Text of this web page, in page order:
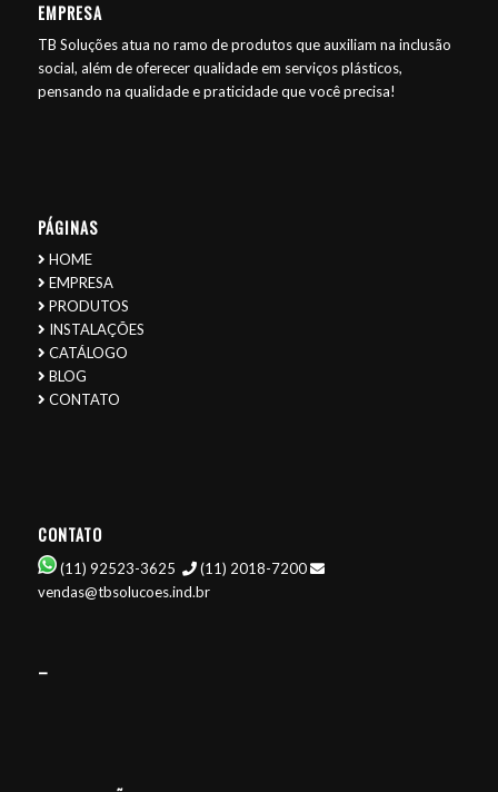
EMPRESA
TB Soluções atua no ramo de produtos que auxiliam na inclusão
social, além de oferecer qualidade em serviços plásticos,
pensando na qualidade e praticidade que você precisa!
PÁGINAS
HOME
EMPRESA
PRODUTOS
INSTALAÇÕES
CATÁLOGO
BLOG
CONTATO
CONTATO
(11) 92523-3625
(11) 2018-7200
vendas@tbsolucoes.ind.br
–